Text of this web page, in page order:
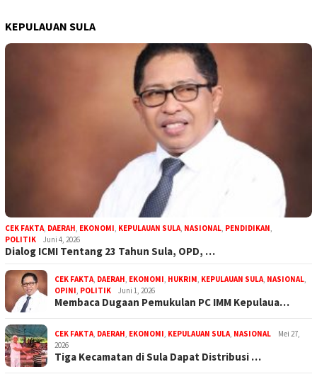
KEPULAUAN SULA
CEK FAKTA, DAERAH, EKONOMI, KEPULAUAN SULA, NASIONAL, PENDIDIKAN,
POLITIK
Juni 4, 2026
Dialog ICMI Tentang 23 Tahun Sula, OPD, …
CEK FAKTA, DAERAH, EKONOMI, HUKRIM, KEPULAUAN SULA, NASIONAL,
OPINI, POLITIK Juni 1, 2026
Membaca Dugaan Pemukulan PC IMM Kepulaua…
CEK FAKTA, DAERAH, EKONOMI, KEPULAUAN SULA, NASIONAL
Mei 27,
2026
Tiga Kecamatan di Sula Dapat Distribusi …